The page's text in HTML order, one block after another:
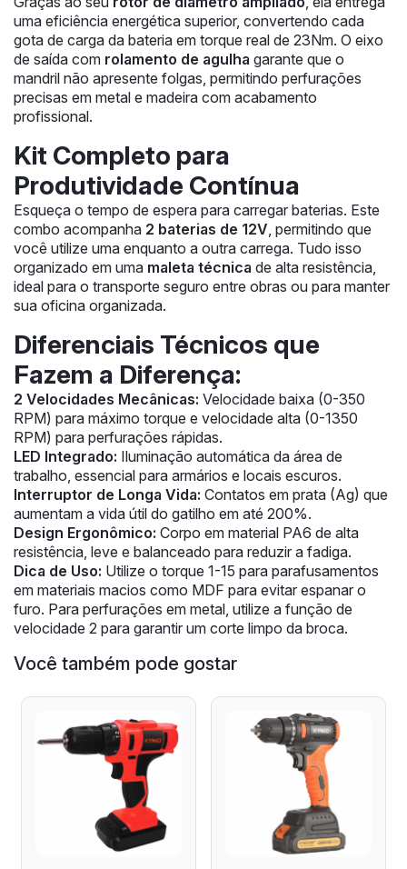
uma eficiência energética superior, convertendo cada
gota de carga da bateria em torque real de 23Nm. O eixo
de saída com rolamento de agulha garante que o
mandril não apresente folgas, permitindo perfurações
precisas em metal e madeira com acabamento
profissional.
Kit Completo para
Produtividade Contínua
Esqueça o tempo de espera para carregar baterias. Este
combo acompanha 2 baterias de 12V , permitindo que
você utilize uma enquanto a outra carrega. Tudo isso
organizado em uma maleta técnica de alta resistência,
ideal para o transporte seguro entre obras ou para manter
sua oficina organizada.
Diferenciais Técnicos que
Fazem a Diferença:
2 Velocidades Mecânicas: Velocidade baixa (0-350
RPM) para máximo torque e velocidade alta (0-1350
RPM) para perfurações rápidas.
LED Integrado: Iluminação automática da área de
trabalho, essencial para armários e locais escuros.
Interruptor de Longa Vida: Contatos em prata (Ag) que
aumentam a vida útil do gatilho em até 200%.
Design Ergonômico: Corpo em material PA6 de alta
resistência, leve e balanceado para reduzir a fadiga.
Dica de Uso: Utilize o torque 1-15 para parafusamentos
em materiais macios como MDF para evitar espanar o
furo. Para perfurações em metal, utilize a função de
velocidade 2 para garantir um corte limpo da broca.
Você também pode gostar